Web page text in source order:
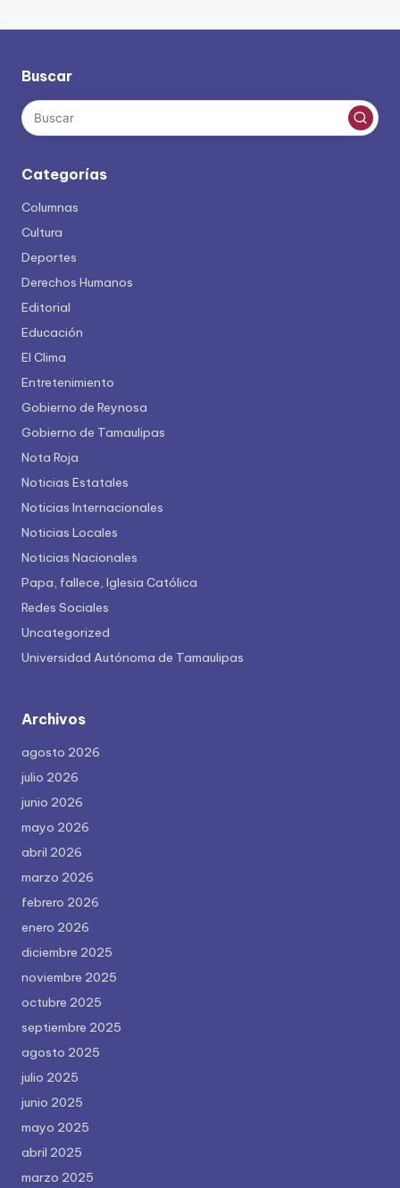
Buscar
Categorías
Columnas
Cultura
Deportes
Derechos Humanos
Editorial
Educación
El Clima
Entretenimiento
Gobierno de Reynosa
Gobierno de Tamaulipas
Nota Roja
Noticias Estatales
Noticias Internacionales
Noticias Locales
Noticias Nacionales
Papa, fallece, Iglesia Católica
Redes Sociales
Uncategorized
Universidad Autónoma de Tamaulipas
Archivos
agosto 2026
julio 2026
junio 2026
mayo 2026
abril 2026
marzo 2026
febrero 2026
enero 2026
diciembre 2025
noviembre 2025
octubre 2025
septiembre 2025
agosto 2025
julio 2025
junio 2025
mayo 2025
abril 2025
marzo 2025